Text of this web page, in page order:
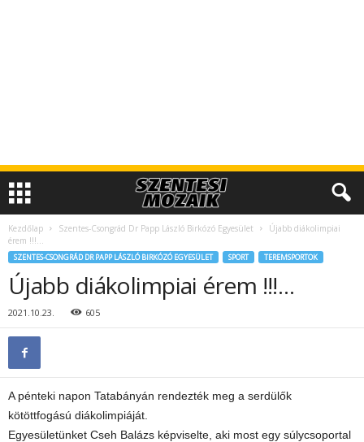
Kezdőlap Szentes-Csongrád Dr Papp László Birkózó Egyesület
Újabb diákolimpiai
érem !!!…
SZENTES-CSONGRÁD DR PAPP LÁSZLÓ BIRKÓZÓ EGYESÜLET SPORT TEREMSPORTOK
Újabb diákolimpiai érem !!!…
2021.10.23. 605
A pénteki napon Tatabányán rendezték meg a serdülők
kötöttfogású diákolimpiáját.
Egyesületünket Cseh Balázs képviselte, aki most egy súlycsoportal